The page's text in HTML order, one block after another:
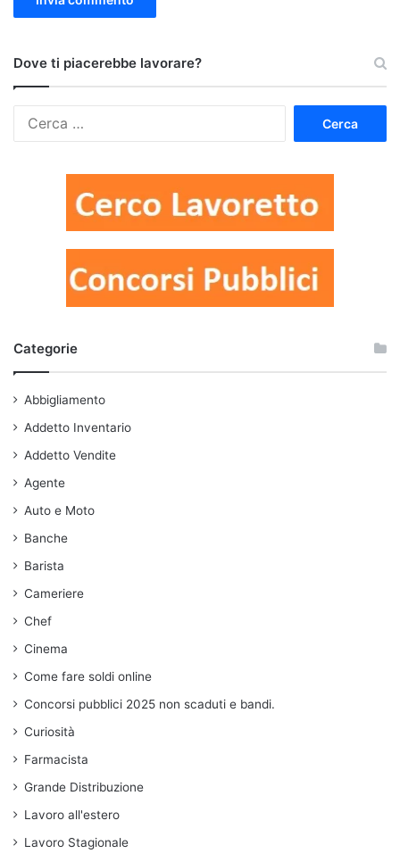
Dove ti piacerebbe lavorare?
Categorie
Abbigliamento
Addetto Inventario
Addetto Vendite
Agente
Auto e Moto
Banche
Barista
Cameriere
Chef
Cinema
Come fare soldi online
Concorsi pubblici 2025 non scaduti e bandi.
Curiosità
Farmacista
Grande Distribuzione
Lavoro all'estero
Lavoro Stagionale